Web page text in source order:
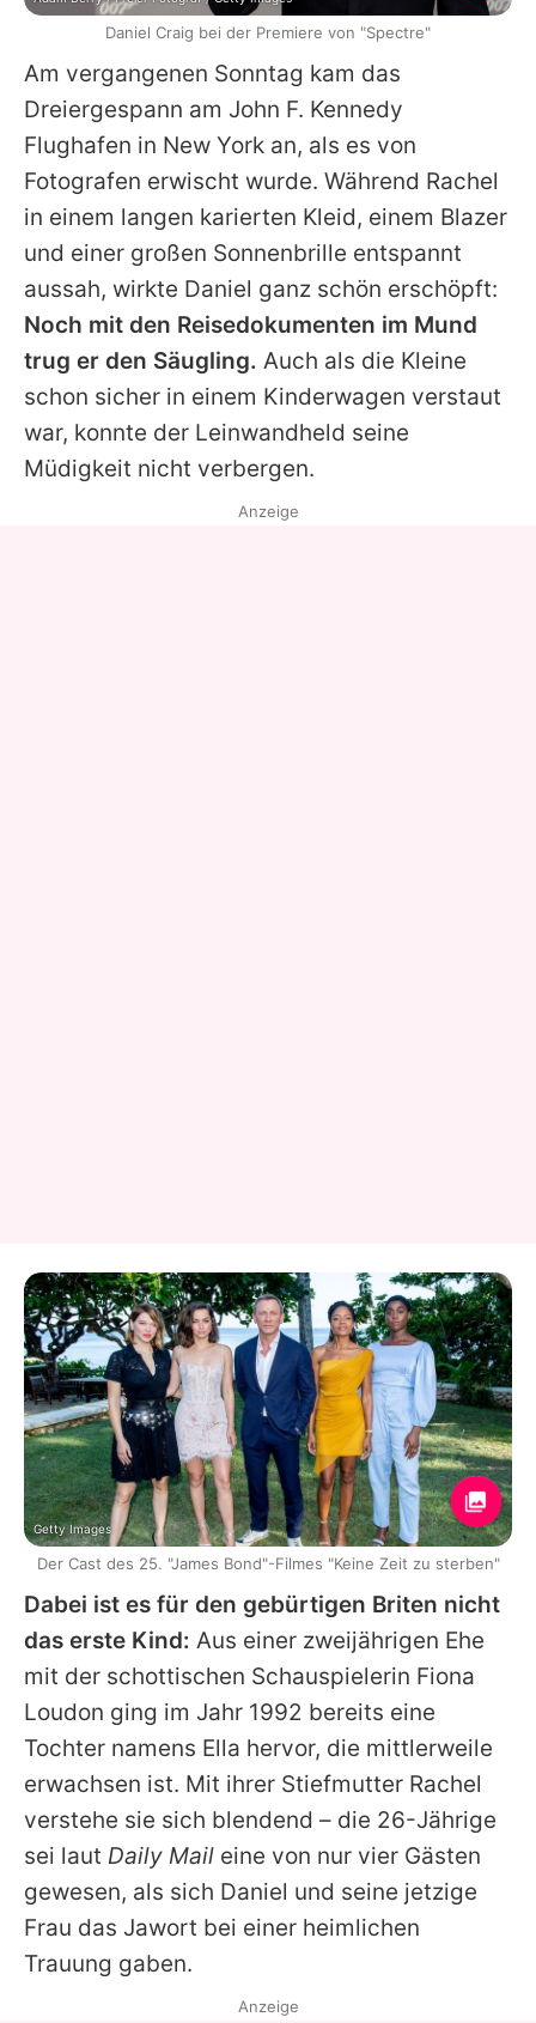
Am vergangenen Sonntag kam das
Dreiergespann am John F. Kennedy
Flughafen in New York an, als es von
Fotografen erwischt wurde. Während Rachel
in einem langen karierten Kleid, einem Blazer
und einer großen Sonnenbrille entspannt
aussah, wirkte Daniel ganz schön erschöpft:
Noch mit den Reisedokumenten im Mund
trug er den Säugling. Auch als die Kleine
schon sicher in einem Kinderwagen verstaut
war, konnte der Leinwandheld seine
Müdigkeit nicht verbergen.
Dabei ist es für den gebürtigen Briten nicht
das erste Kind: Aus einer zweijährigen Ehe
mit der schottischen Schauspielerin Fiona
Loudon ging im Jahr 1992 bereits eine
Tochter namens Ella hervor, die mittlerweile
erwachsen ist. Mit ihrer Stiefmutter Rachel
verstehe sie sich blendend – die 26-Jährige
sei laut Daily Mail eine von nur vier Gästen
gewesen, als sich Daniel und seine jetzige
Frau das Jawort bei einer heimlichen
Trauung gaben.
Daniel Craig bei der Premiere von "Spectre"
Anzeige
Getty Images
Der Cast des 25. "James Bond"-Filmes "Keine Zeit zu sterben"
Anzeige